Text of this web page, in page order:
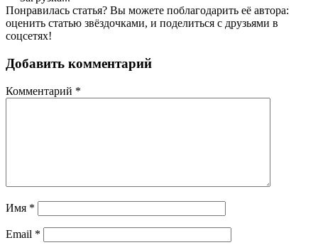
Понравилась статья? Вы можете поблагодарить её автора:
оценить статью звёздочками, и поделиться с друзьями в
соцсетях!
Добавить комментарий
Комментарий *
Имя *
Email *